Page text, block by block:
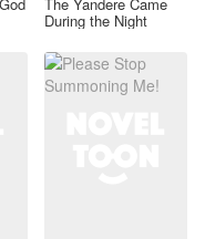
During the Night